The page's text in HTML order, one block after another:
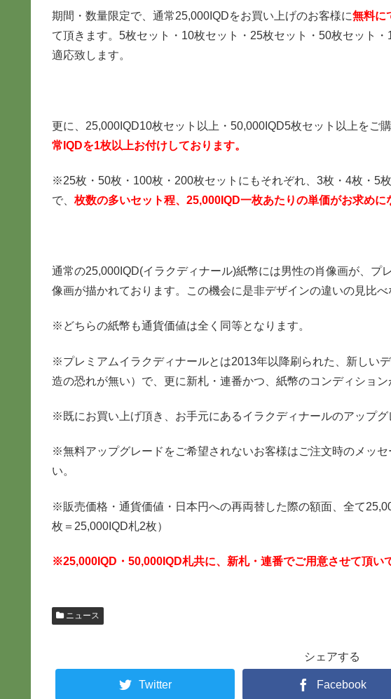
期間・数量限定で、通常25,000IQDをお買い上げのお客様に無料に
て頂きます。5枚セット・10枚セット・25枚セット・50枚セット
適応致します。
更に、25,000IQD10枚セット以上・50,000IQD5枚セット以上をご購
常IQDを1枚以上お付けしております。
※25枚・50枚・100枚・200枚セットにもそれぞれ、3枚・4枚・5
で、 枚数の多いセット程、25,000IQD一枚あたりの単価がお求めに
通常の25,000IQD(イラクディナール)紙幣には男性の肖像画が、プ
像画が描かれております。この機会に是非デザインの違いの見比べ
※どちらの紙幣も通貨価値は全く同等となります。
※プレミアムイラクディナールとは2013年以降刷られた、新しい
造の恐れが無い）で、更に新札・連番かつ、紙幣のコンディション
※既にお買い上げ頂き、お手元にあるイラクディナールのアップグ
※無料アップグレードをご希望されないお客様はご注文時のメッ
い。
※販売価格・通貨価値・日本円への再両替した際の額面、全て
枚＝25,000IQD札2枚）
※25,000IQD・50,000IQD札共に、新札・連番でご用意させて頂い
ニュース
シェアする
Twitter Facebook